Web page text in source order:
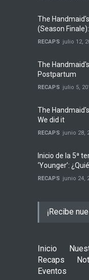
The
(Season
RECAPS julio 12,
The
Postpartum
RECAPS julio 5,
The
We did it
RECAPS junio 28,
Inicio de la 5ª
‘Younger’:
RECAPS junio 24,
¡Recibe
Inicio
Recaps
Eventos